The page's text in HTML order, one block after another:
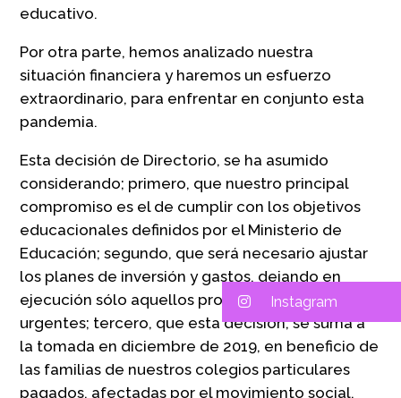
educativo.
Por otra parte, hemos analizado nuestra
situación financiera y haremos un esfuerzo
extraordinario, para enfrentar en conjunto esta
pandemia.
Esta decisión de Directorio, se ha asumido
considerando; primero, que nuestro principal
compromiso es el de cumplir con los objetivos
educacionales definidos por el Ministerio de
Educación; segundo, que será necesario ajustar
los planes de inversión y gastos, dejando en
ejecución sólo aquellos proyectos que sean
urgentes; tercero, que esta decisión, se suma a
la tomada en diciembre de 2019, en beneficio de
las familias de nuestros colegios particulares
pagados, afectadas por el movimiento social,
Instagram